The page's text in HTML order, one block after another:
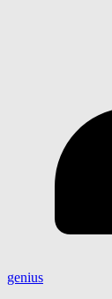
genius